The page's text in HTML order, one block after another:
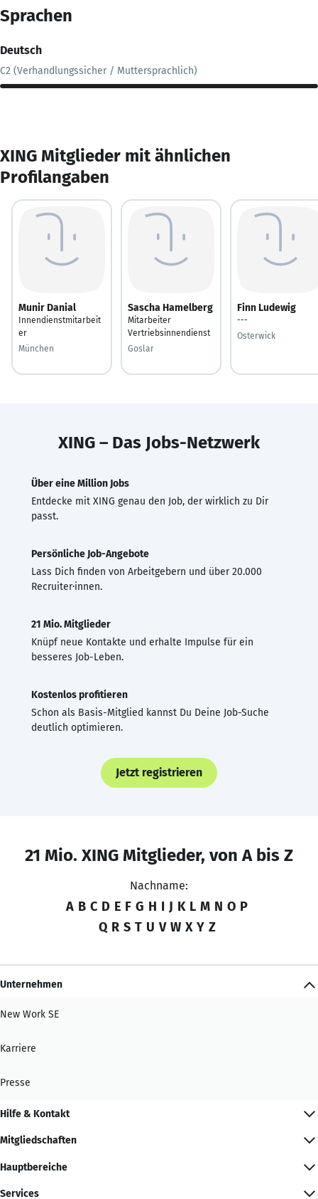
Sprachen
Deutsch
C2 (Verhandlungssicher / Muttersprachlich)
XING Mitglieder mit ähnlichen
Profilangaben
Munir Danial
Innendienstmitarbeit
er
München
Sascha Hamelberg
Mitarbeiter
Vertriebsinnendienst
Goslar
Finn Ludewig
---
Osterwick
XING – Das Jobs-Netzwerk
Über eine Million Jobs
Entdecke mit XING genau den Job, der wirklich zu Dir
passt.
Persönliche Job-Angebote
Lass Dich finden von Arbeitgebern und über 20.000
Recruiter·innen.
21 Mio. Mitglieder
Knüpf neue Kontakte und erhalte Impulse für ein
besseres Job-Leben.
Kostenlos profitieren
Schon als Basis-Mitglied kannst Du Deine Job-Suche
deutlich optimieren.
Jetzt registrieren
21 Mio. XING Mitglieder, von A bis Z
Nachname:
A B C D E F G H I J K L M N O P
Q R S T U V W X Y Z
Unternehmen
New Work SE
Karriere
Presse
Hilfe & Kontakt
Mitgliedschaften
Hauptbereiche
Services